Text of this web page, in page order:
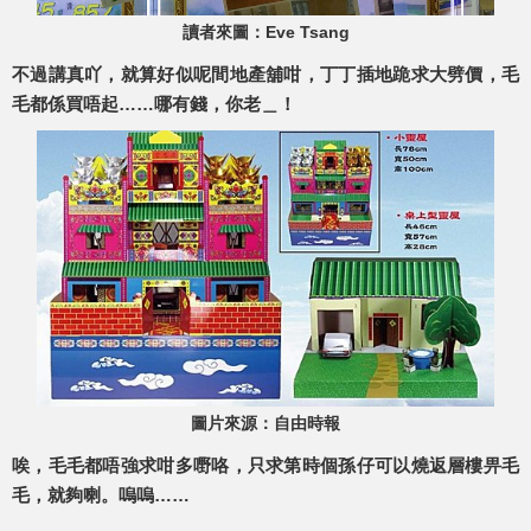
讀者來圖：Eve Tsang
不過講真吖，就算好似呢間地產舖咁，丁丁插地跪求大劈價，毛
毛都係買唔起……哪有錢，你老＿！
圖片來源：自由時報
唉，毛毛都唔強求咁多嘢咯，只求第時個孫仔可以燒返層樓畀毛
毛，就夠喇。嗚嗚……